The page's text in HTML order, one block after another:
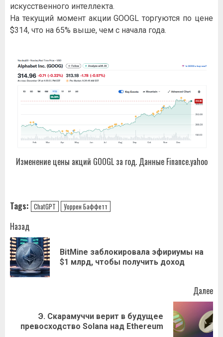
искусственного интеллекта.
На текущий момент акции GOOGL торгуются по цене
$314, что на 65% выше, чем с начала года.
Изменение цены акций GOOGL за год. Данные Finance.yahoo
Tags: ChatGPT Уоррен Баффетт
Навигация
записи
Назад
BitMine заблокировала эфириумы на
$1 млрд, чтобы получить доход
Далее
Следующая
запись:
Э. Скарамуччи верит в будущее
превосходство Solana над Ethereum